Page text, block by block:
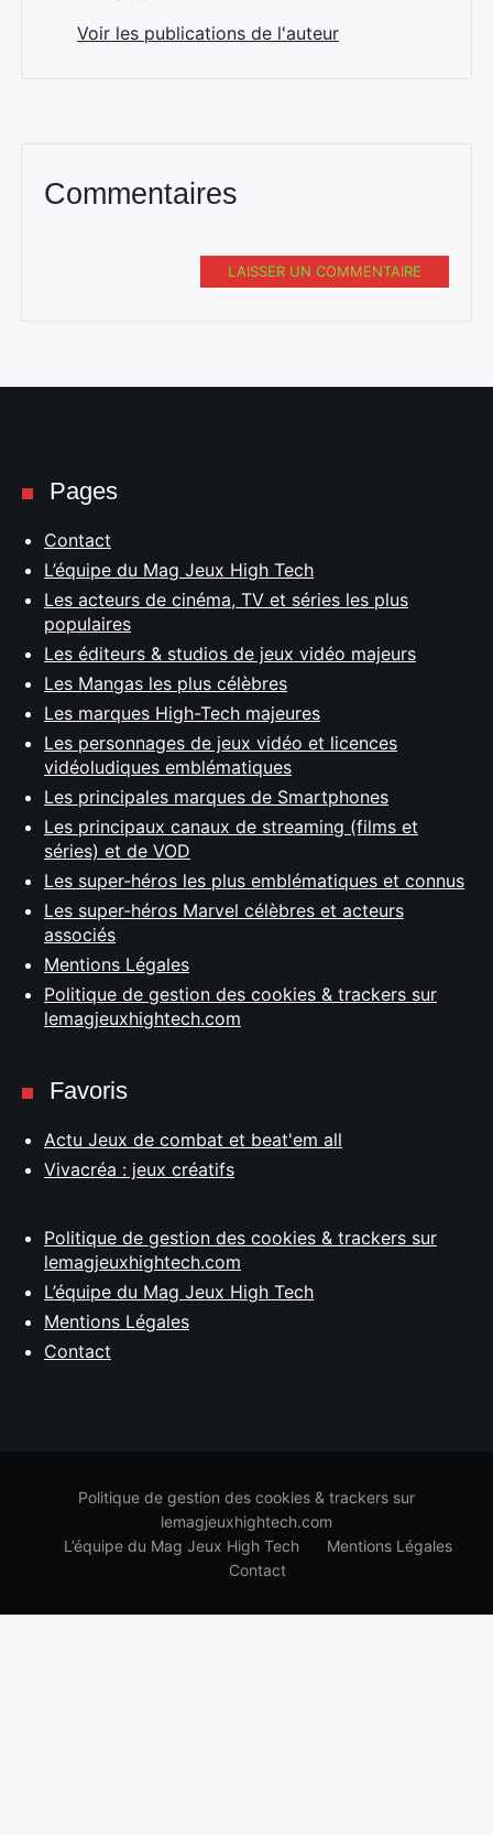
Voir les publications de l'auteur
Commentaires
LAISSER UN COMMENTAIRE
Pages
Contact
L’équipe du Mag Jeux High Tech
Les acteurs de cinéma, TV et séries les plus
populaires
Les éditeurs & studios de jeux vidéo majeurs
Les Mangas les plus célèbres
Les marques High-Tech majeures
Les personnages de jeux vidéo et licences
vidéoludiques emblématiques
Les principales marques de Smartphones
Les principaux canaux de streaming (films et
séries) et de VOD
Les super-héros les plus emblématiques et connus
Les super-héros Marvel célèbres et acteurs
associés
Mentions Légales
Politique de gestion des cookies & trackers sur
lemagjeuxhightech.com
Favoris
Actu Jeux de combat et beat'em all
Vivacréa : jeux créatifs
Politique de gestion des cookies & trackers sur
lemagjeuxhightech.com
L’équipe du Mag Jeux High Tech
Mentions Légales
Contact
Politique de gestion des cookies & trackers sur
lemagjeuxhightech.com
L’équipe du Mag Jeux High Tech
Mentions Légales
Contact